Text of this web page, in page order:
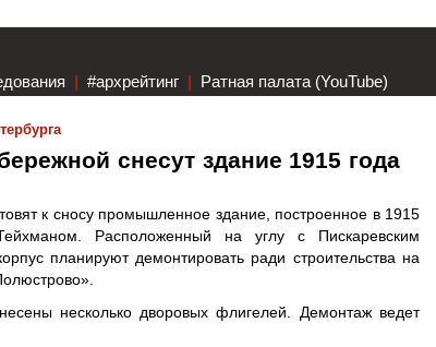
| #архрейтинг | Ратная палата (YouTube)
снесут здание 1915 года
к сносу промышленное здание, построенное в 1915
Расположенный на углу с Пискаревским
планируют демонтировать ради строительства на
несколько дворовых флигелей. Демонтаж ведет